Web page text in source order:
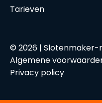
Tarieven
© 2026 | Slotenmaker-
Algemene
Privacy policy